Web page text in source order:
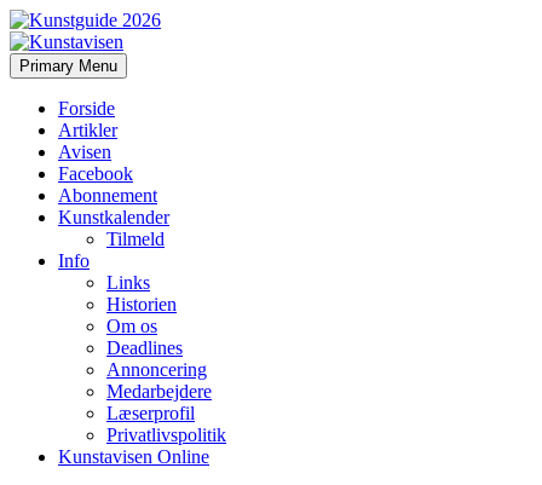
Kunstavisen
Search
Primary Menu Skip
to
Forside
Artikler
Avisen
Facebook
Abonnement
Kunstkalender
Tilmeld
Info
Links
Historien
Om os
Deadlines
Annoncering
Medarbejdere
Læserprofil
Privatlivspolitik
Kunstavisen Online